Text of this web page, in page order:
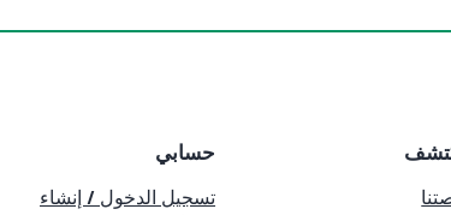
حسابي
تسجيل الدخول / إنشاء